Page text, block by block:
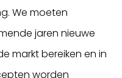
We moeten
jaren nieuwe
markt bereiken en in
worden